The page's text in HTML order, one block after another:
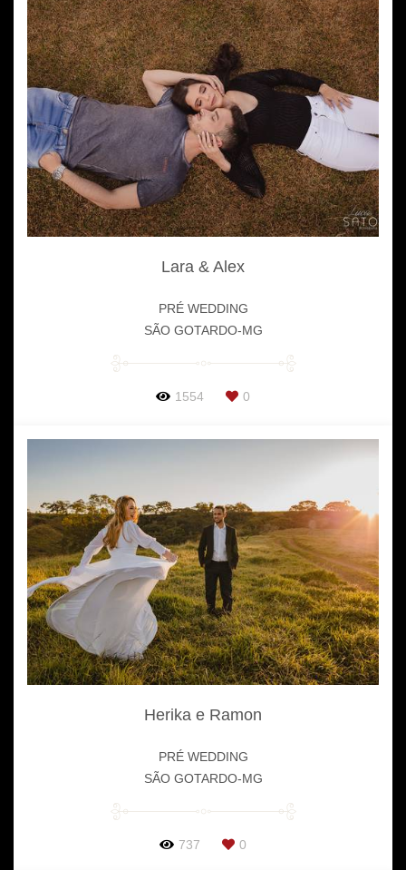
Lara & Alex
PRÉ WEDDING
SÃO GOTARDO-MG
1554 0
Herika e Ramon
PRÉ WEDDING
SÃO GOTARDO-MG
737 0